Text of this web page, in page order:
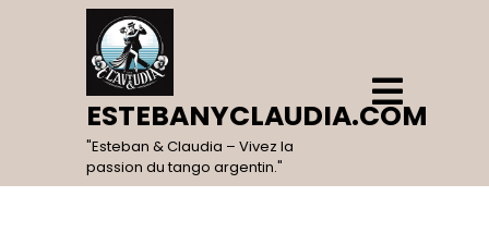
ESTEBANYCLAUDIA.COM
"Esteban & Claudia – Vivez la
passion du tango argentin."
Open
Menu